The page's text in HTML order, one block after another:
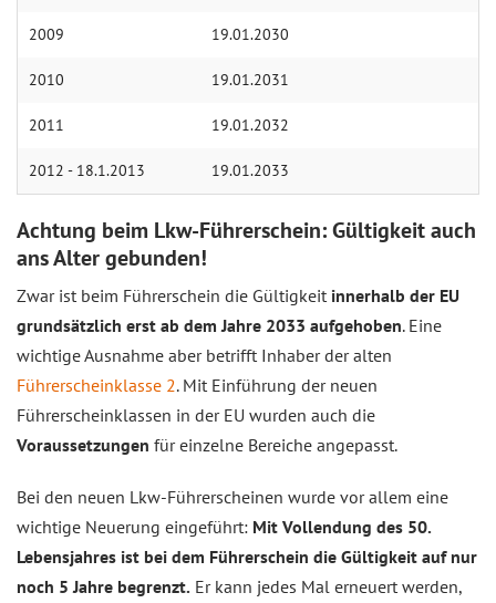
2009 19.01.2030
2010 19.01.2031
2011 19.01.2032
2012 - 18.1.2013 19.01.2033
Achtung beim Lkw-Führerschein: Gültigkeit auch
ans Alter gebunden!
Zwar ist beim Führerschein die Gültigkeit innerhalb der EU
grundsätzlich erst ab dem Jahre 2033 aufgehoben. Eine
wichtige Ausnahme aber betrifft Inhaber der alten
Führerscheinklasse 2. Mit Einführung der neuen
Führerscheinklassen in der EU wurden auch die
Voraussetzungen für einzelne Bereiche angepasst.
Bei den neuen Lkw-Führerscheinen wurde vor allem eine
wichtige Neuerung eingeführt: Mit Vollendung des 50.
Lebensjahres ist bei dem Führerschein die Gültigkeit auf nur
noch 5 Jahre begrenzt. Er kann jedes Mal erneuert werden,